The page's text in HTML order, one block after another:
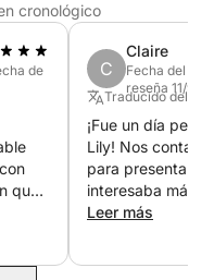
cronológico
de
que
C
Claire
Fecha del
reseña 11/9/25
Traducido del
¡Fue un día
Lily! Nos
para
interesaba más.
tranquila. Una
Leer más